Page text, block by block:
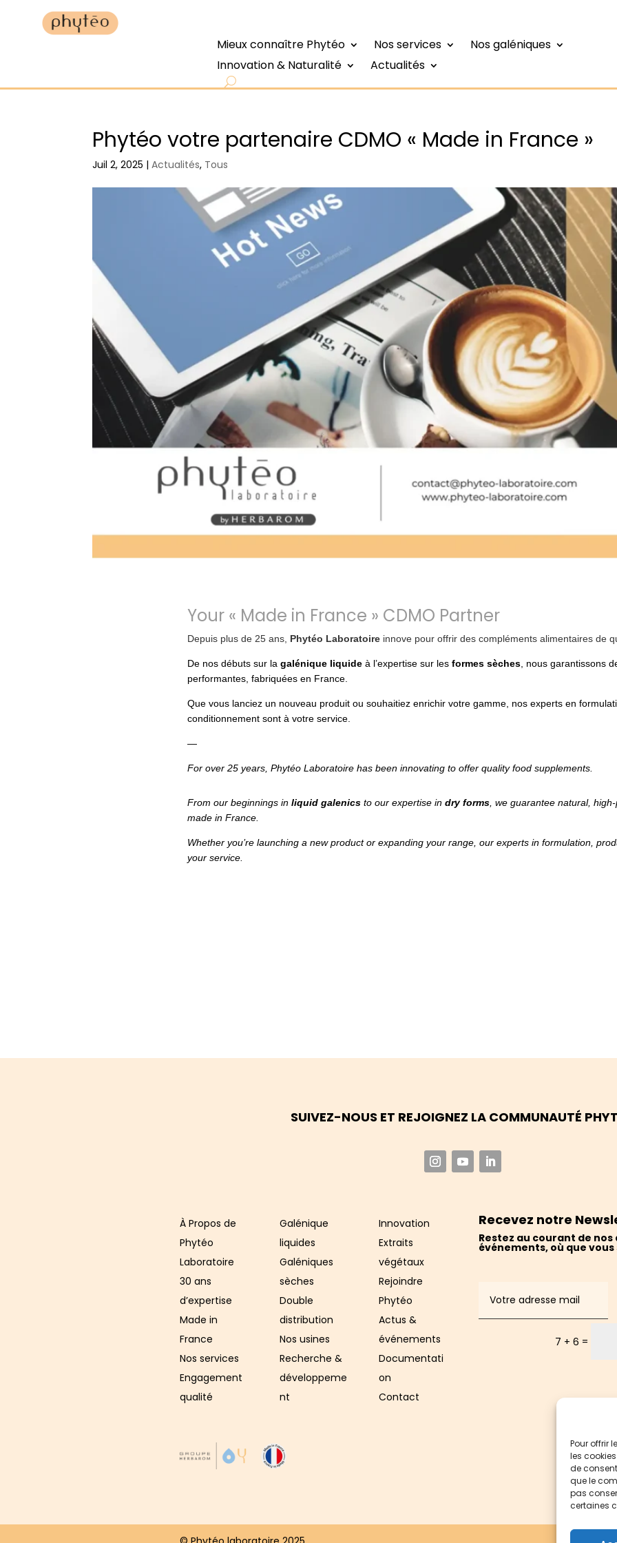
Pour offrir
les
de
que le
pas
certaines
Mieux connaître Phytéo Nos services
Nos galéniques
Innovation & Naturalité
Actualités
Phytéo votre partenaire CDMO « Made in France »
Juil 2, 2025 |Actualités, Tous
Your « Made in France » CDMO Partner
Depuis plus de 25 ans, Phytéo Laboratoire innove pour offrir des compléments alimentaires de
De nos débuts sur la galénique liquide à l’expertise sur les formes sèches , nous garantissons
performantes, fabriquées en France.
Que vous lanciez un nouveau produit ou souhaitiez enrichir votre gamme, nos experts en
conditionnement sont à votre service.
—
For over 25 years, Phytéo Laboratoire has been innovating to offer quality food supplements.
From our beginnings in liquid galenics to our expertise in dry forms , we guarantee natural,
made in France.
Whether you’re launching a new product or expanding your range, our experts in formulation,
your service.
SUIVEZ-NOUS ET REJOIGNEZ LA COMMUNAUTÉ
​À Propos de
Phytéo
Laboratoire
30 ans
d’expertise
Made in
France
Nos services
Engagement
qualité
Galénique
liquides
Galéniques
sèches
Double
distribution
Nos usines
Recherche &
développeme
nt
Innovation
Extraits
végétaux
Rejoindre
Phytéo
Actus &
événements
Documentati
on
Contact
Recevez notre
Restez au courant de
événements, où que vous
7 + 6 =